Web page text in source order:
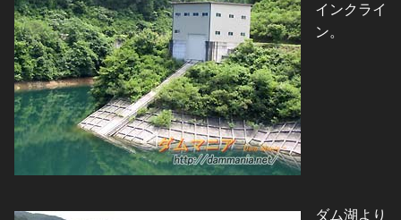
インクライ
ン。
ダム湖より